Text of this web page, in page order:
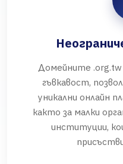
Домейните
гъвкавост,
уникални онлайн
както за малки
институции,